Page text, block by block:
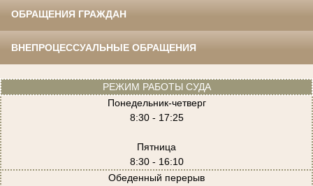
ОБРАЩЕНИЯ ГРАЖДАН
ВНЕПРОЦЕССУАЛЬНЫЕ ОБРАЩЕНИЯ
РЕЖИМ РАБОТЫ СУДА
Понедельник-четверг
8:30 - 17:25
Пятница
8:30 - 16:10
Обеденный перерыв